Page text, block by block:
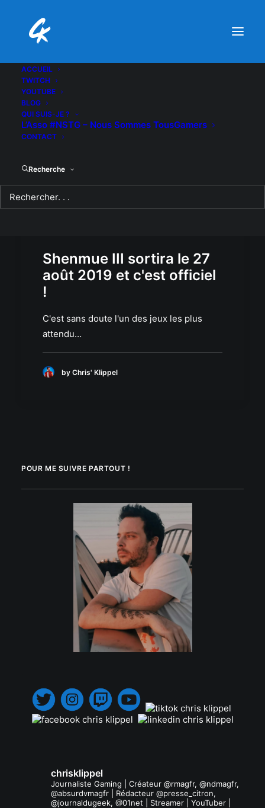
ACCUEIL
TWITCH
YOUTUBE
BLOG
QUI SUIS-JE ?
L’Asso #NSTG – Nous Sommes TousGamers
CONTACT
Recherche
Shenmue III sortira le 27
août 2019 et c'est officiel
!
C'est sans doute l'un des jeux les plus
attendu…
by Chris' Klippel
POUR ME SUIVRE PARTOUT !
chrisklippel
Journaliste Gaming | Créateur @rmagfr, @ndmagfr,
@absurdvmagfr | Rédacteur @presse_citron,
@journaldugeek, @01net | Streamer | YouTuber |